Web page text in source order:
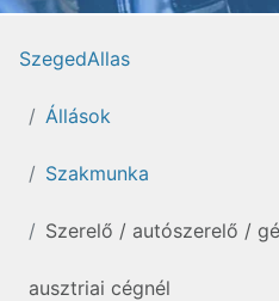
SzegedAllas
Állások
Szakmunka
Szerelő / autószerelő /
ausztriai cégnél